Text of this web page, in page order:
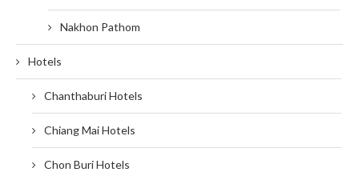
Nakhon Pathom
Hotels
Chanthaburi Hotels
Chiang Mai Hotels
Chon Buri Hotels